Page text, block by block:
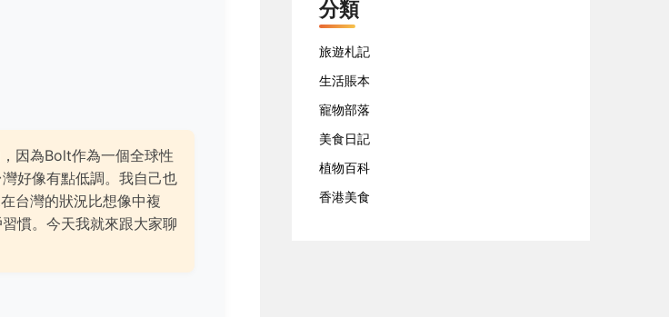
因為Bolt作為一個全球性
好像有點低調。我自己也
台灣的狀況比想像中複
慣。今天我就來跟大家聊
分類
旅遊札記
生活賬本
寵物部落
美食日記
植物百科
香港美食